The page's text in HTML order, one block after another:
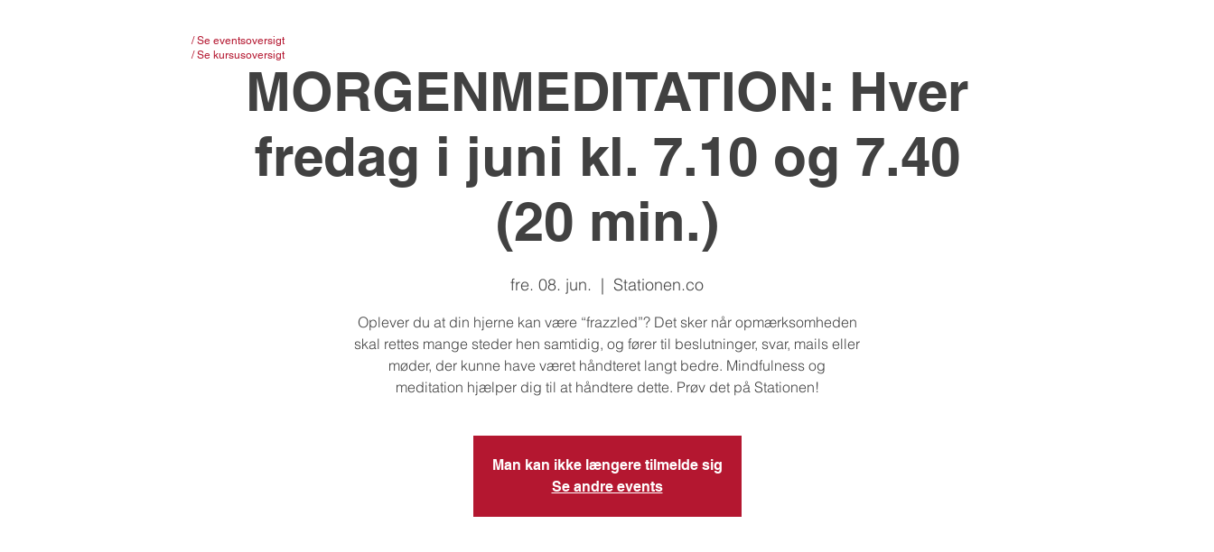
MORGENMEDITATION: Hver
fredag i juni kl. 7.10 og 7.40
(20 min.)
fre. 08. jun.
  |
Stationen.co
Oplever du at din hjerne kan være “frazzled”? Det sker når opmærksomheden
skal rettes mange steder hen samtidig, og fører til beslutninger, svar, mails eller
møder, der kunne have været håndteret langt bedre. Mindfulness og
meditation hjælper dig til at håndtere dette. Prøv det på Stationen!
Man kan ikke længere tilmelde sig
Se andre events
/ Se eventsoversigt
/ Se kursusoversigt